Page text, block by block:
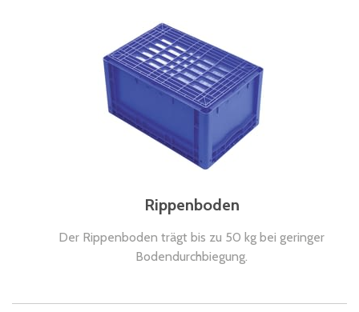
Rippenboden
Der Rippenboden trägt bis zu 50 kg bei geringer
Bodendurchbiegung.